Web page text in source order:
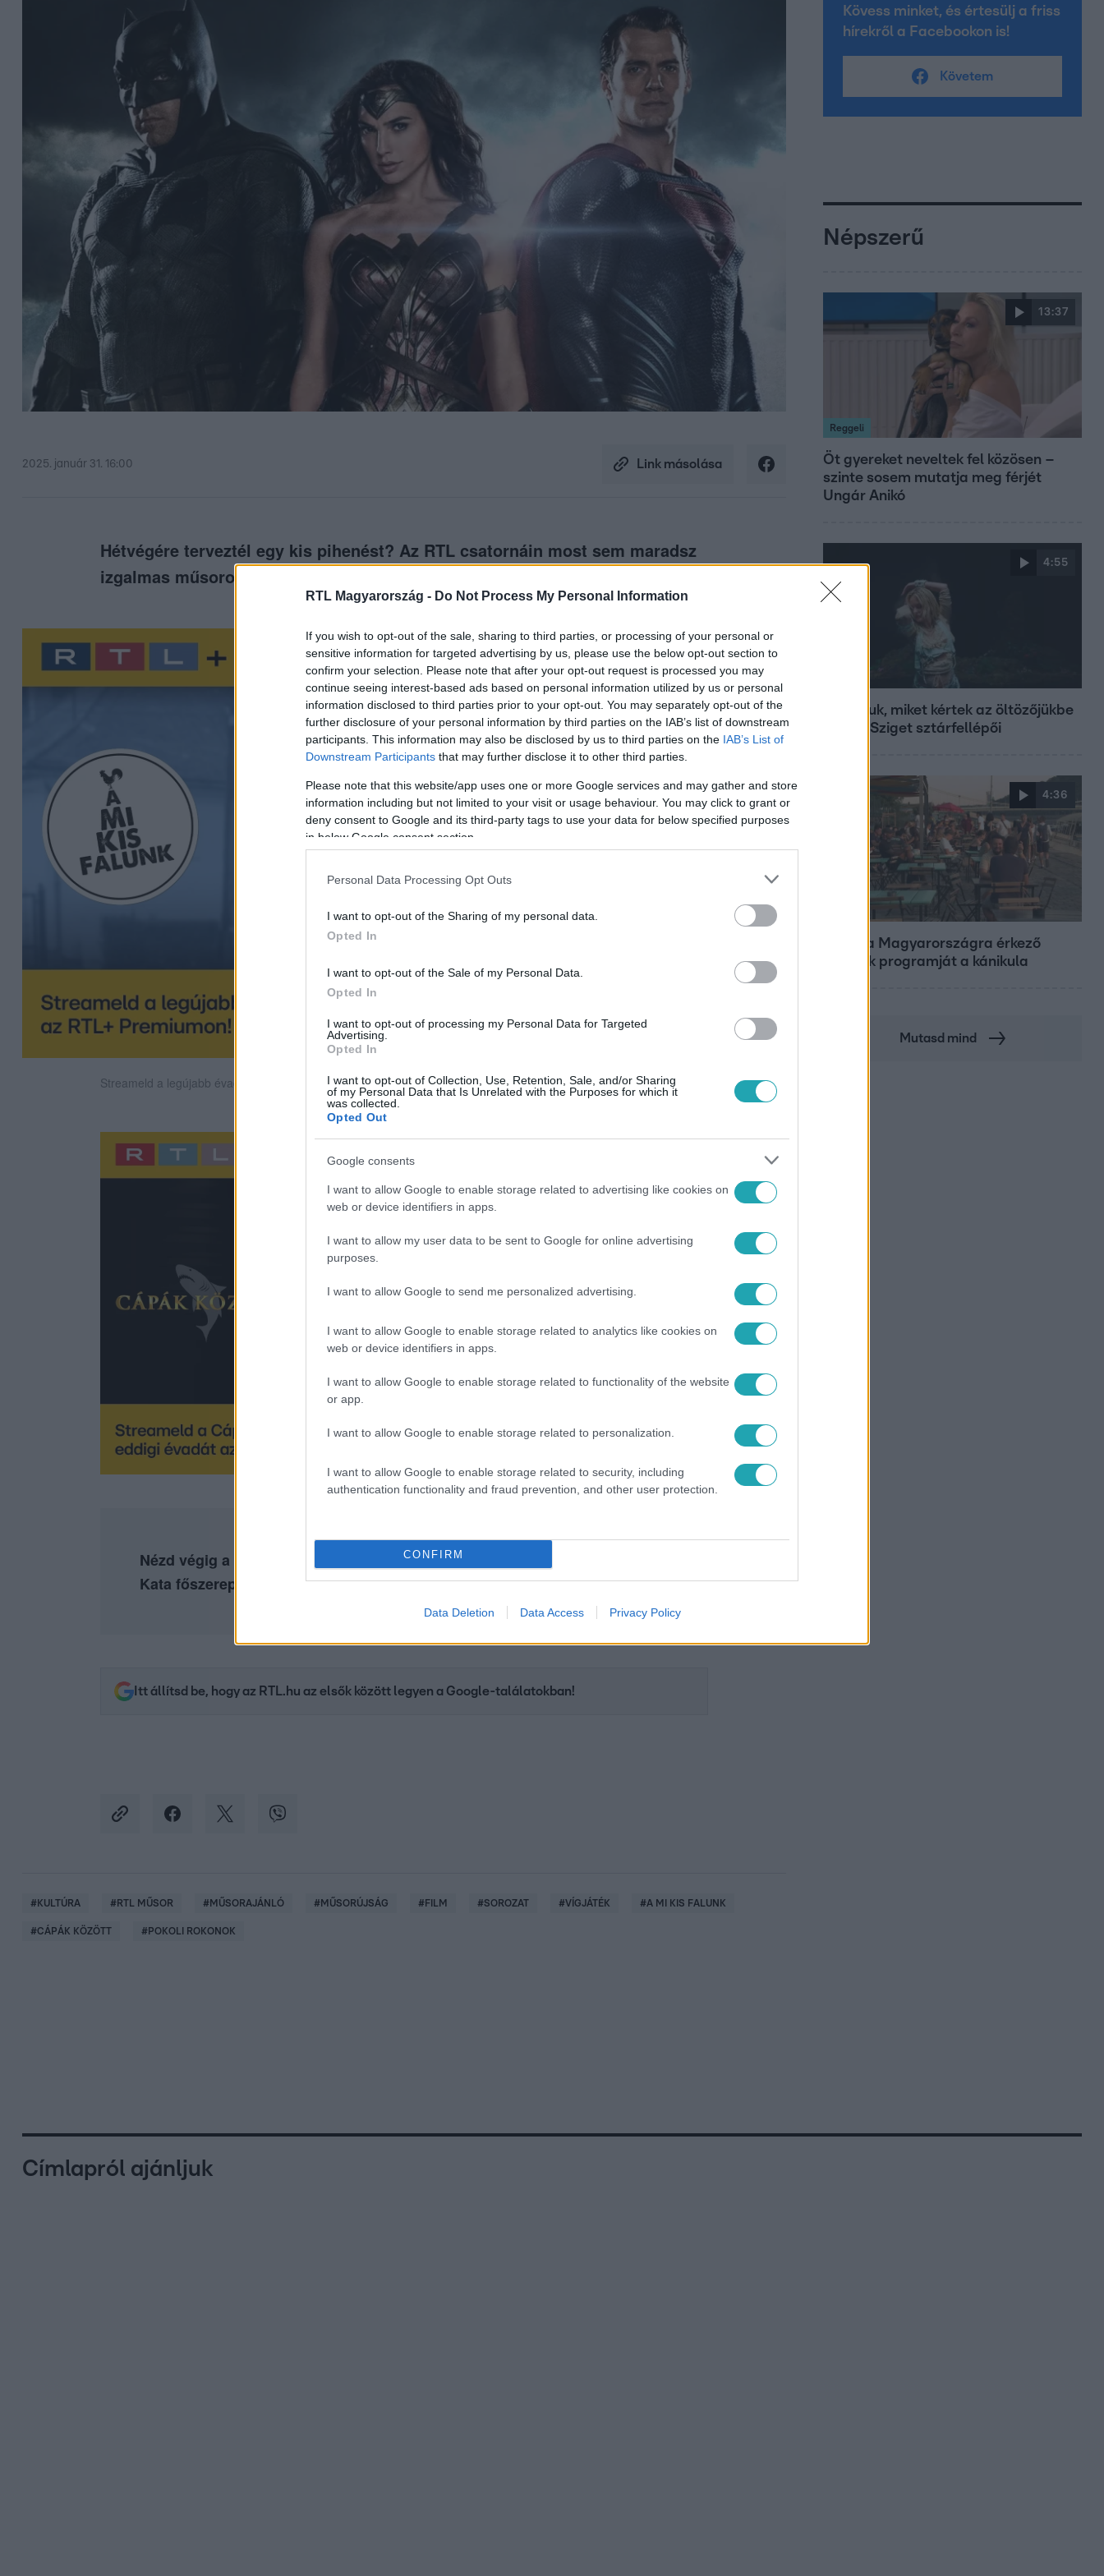
RTL Magyarország - Do Not Process My Personal Information
If you wish to opt-out of the sale, sharing to third parties, or processing of your personal or
sensitive information for targeted advertising by us, please use the below opt-out section to
confirm your selection. Please note that after your opt-out request is processed you may
continue seeing interest-based ads based on personal information utilized by us or personal
information disclosed to third parties prior to your opt-out. You may separately opt-out of the
further disclosure of your personal information by third parties on the IAB’s list of downstream
participants. This information may also be disclosed by us to third parties on the IAB’s List of
Downstream Participants that may further disclose it to other third parties.
Please note that this website/app uses one or more Google services and may gather and store
information including but not limited to your visit or usage behaviour. You may click to grant or
deny consent to Google and its third-party tags to use your data for below specified purposes
in below Google consent section.
Personal Data Processing Opt Outs
I want to opt-out of the Sharing of my personal data.
Opted In
I want to opt-out of the Sale of my Personal Data.
Opted In
I want to opt-out of processing my Personal Data for Targeted
Advertising.
Opted In
I want to opt-out of Collection, Use, Retention, Sale, and/or Sharing
of my Personal Data that Is Unrelated with the Purposes for which it
was collected.
Opted Out
Google consents
I want to allow Google to enable storage related to advertising like cookies on
web or device identifiers in apps.
I want to allow my user data to be sent to Google for online advertising
purposes.
I want to allow Google to send me personalized advertising.
I want to allow Google to enable storage related to analytics like cookies on
web or device identifiers in apps.
I want to allow Google to enable storage related to functionality of the website
or app.
I want to allow Google to enable storage related to personalization.
I want to allow Google to enable storage related to security, including
authentication functionality and fraud prevention, and other user protection.
CONFIRM
Data Deletion Data Access Privacy Policy
2025. január 31. 16:00 Link másolása
Hétvégére terveztél egy kis pihenést? Az RTL csatornáin most sem maradsz
izgalmas műsorok és kasszasikerek nélkül. Mutatjuk, mit érdemes megnézni!
Streameld a legújabb évadot az RTL+ Premiumon!
Nézd végig a teljes Pokoli rokonok vígjáték sorozatot Árpa Attila és Dobó
Kata főszereplésével azRTL+ Premiumon!
Itt állítsd be, hogy az RTL.hu az elsők között legyen a Google-találatokban!
#KULTÚRA #RTL MŰSOR #MŰSORAJÁNLÓ #MŰSORÚJSÁG #FILM #SOROZAT #VÍGJÁTÉK #A MI KIS FALUNK
#CÁPÁK KÖZÖTT #POKOLI ROKONOK
Kövess minket, és értesülj a friss
hírekről a Facebookon is!
Követem
Népszerű
13:37
Reggeli
Öt gyereket neveltek fel közösen –
szinte sosem mutatja meg férjét
Ungár Anikó
4:55
Mutatjuk, miket kértek az öltözőjükbe
az idei Sziget sztárfellépői
4:36
Átírta a Magyarországra érkező
turisták programját a kánikula
Mutasd mind
Címlapról ajánljuk